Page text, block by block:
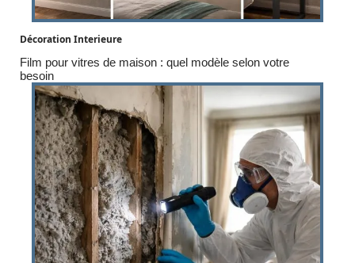
Décoration Interieure
Film pour vitres de maison : quel modèle selon votre
besoin